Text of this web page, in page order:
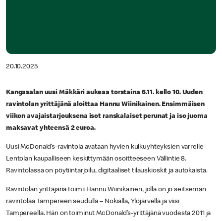
20.10.2025
Kangasalan uusi Mäkkäri aukeaa torstaina 6.11. kello 10. Uuden
ravintolan yrittäjänä aloittaa Hannu Wiinikainen. Ensimmäisen
viikon avajaistarjouksena isot ranskalaiset perunat ja iso juoma
maksavat yhteensä 2 euroa.
Uusi McDonald’s-ravintola avataan hyvien kulkuyhteyksien varrelle
Lentolan kaupalliseen keskittymään osoitteeseen Vällintie 8.
Ravintolassa on pöytiintarjoilu, digitaaliset tilauskioskit ja autokaista.
Ravintolan yrittäjänä toimii Hannu Wiinikainen, jolla on jo seitsemän
ravintolaa Tampereen seudulla – Nokialla, Ylöjärvellä ja viisi
Tampereella. Hän on toiminut McDonald’s-yrittäjänä vuodesta 2011 ja